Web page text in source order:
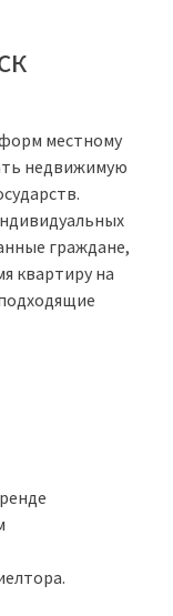
местному
недвижимую
граждане,
квартиру на